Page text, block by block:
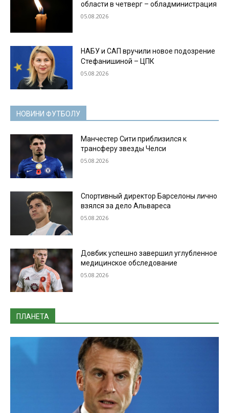
области в четверг – обладминистрация
05.08.2026
НАБУ и САП вручили новое подозрение
Стефанишиной – ЦПК
05.08.2026
НОВИНИ ФУТБОЛУ
Манчестер Сити приблизился к
трансферу звезды Челси
05.08.2026
Спортивный директор Барселоны лично
взялся за дело Альвареса
05.08.2026
Довбик успешно завершил углубленное
медицинское обследование
05.08.2026
ПЛАНЕТА